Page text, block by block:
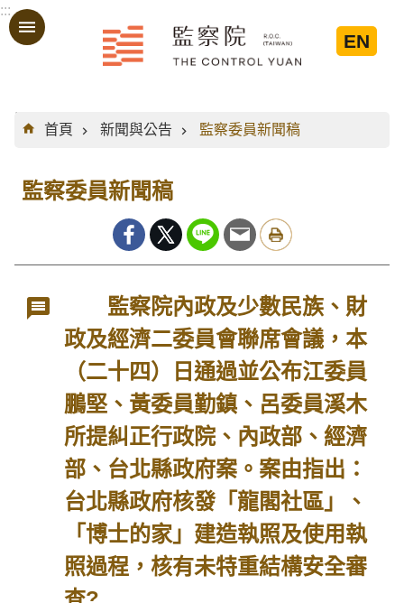
跳到主要內容區塊
:::
EN
:::
首頁
新聞與公告 監察委員新聞稿
監察委員新聞稿
監察院內政及少數民族、財
政及經濟二委員會聯席會議，本
（二十四）日通過並公布江委員
鵬堅、黃委員勤鎮、呂委員溪木
所提糾正行政院、內政部、經濟
部、台北縣政府案。案由指出：
台北縣政府核發「龍閣社區」、
「博士的家」建造執照及使用執
照過程，核有未特重結構安全審